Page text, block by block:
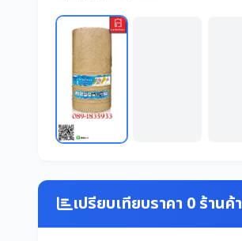
เปรียบเทียบราคา 0 ร้านค้า